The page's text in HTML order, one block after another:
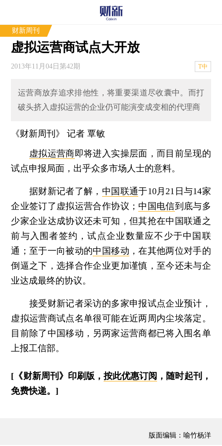
财新周刊
虚拟运营商试点大开放
2013年11月04日第42期 T中
运营商放弃追求排他性，将重要渠道尽收囊中。而打
破头挤入虚拟运营的企业仍可能演变成变相的代理商
《财新周刊》 记者 覃敏
虚拟运营商即将进入实操层面，而目前呈现的
试点申报局面，出乎众多市场人士的意料。
据财新记者了解， 中国联通于10月21日与14家
企业签订了虚拟运营合作协议； 中国电信到底与多
少家企业达成协议还未可知，但其抢在中国联通之
前与入围者签约，试点企业数量应不少于中国联
通；至于一向被动的中国移动 ，在其他两位对手的
倒逼之下，选择合作企业更加谨慎，至今还未与企
业达成最终的协议。
接受财新记者采访的多家申报试点企业预计，
虚拟运营商试点名单很可能在近两周内尘埃落定。
目前除了中国移动，另两家运营商都已将入围名单
上报工信部。
[《财新周刊》印刷版， 按此优惠订阅 ，随时起刊，
免费快递。]
版面编辑：喻竹杨洋